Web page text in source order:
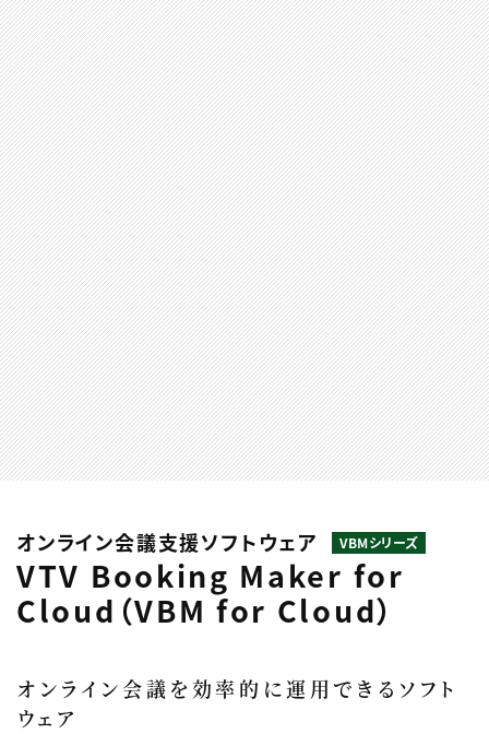
オンライン会議支援ソフトウェア VBMシリーズ
VTV Booking Maker for
Cloud（VBM for Cloud）
オンライン会議を効率的に運用できるソフト
ウェア